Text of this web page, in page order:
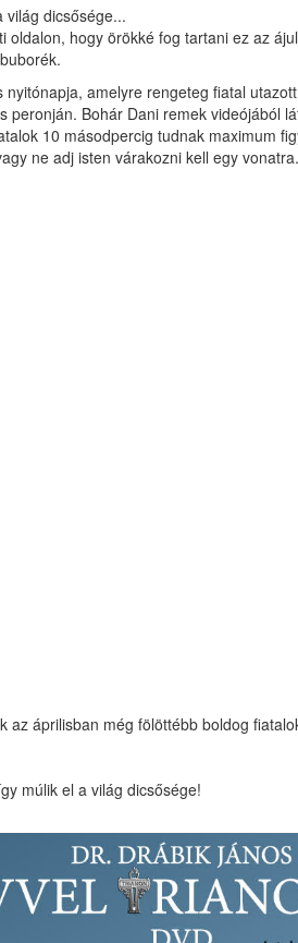
világ dicsősége...
oldalon, hogy örökké fog tartani ez az
nyitónapja, amelyre rengeteg fiatal
peronján. Bohár Dani remek videójából
10 másodpercig tudnak maximum
ne adj isten várakozni kell egy
az áprilisban még fölöttébb boldog
múlik el a világ dicsősége!